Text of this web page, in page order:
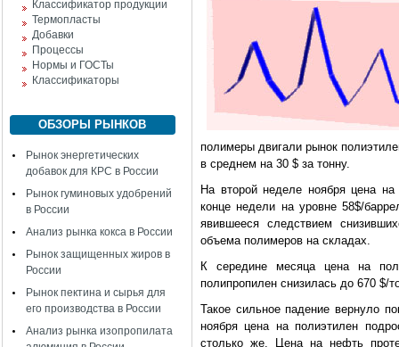
Классификатор продукции
Термопласты
Добавки
Процессы
Нормы и ГОСТы
Классификаторы
ОБЗОРЫ РЫНКОВ
Рынок энергетических
добавок для КРС в России
Рынок гуминовых удобрений
в России
Анализ рынка кокса в России
Рынок защищенных жиров в
России
Рынок пектина и сырья для
его производства в России
Анализ рынка изопропилата
полимеры двигали рынок
в среднем на 30 $ за тонну.
На второй неделе ноября цена
конце недели на уровне 58$/
явившееся следствием
объема полимеров на складах.
К середине месяца цена на
полипропилен снизилась до 670 $/
Такое сильное падение вернуло
ноября цена на полиэтилен
столько же. Цена на нефть